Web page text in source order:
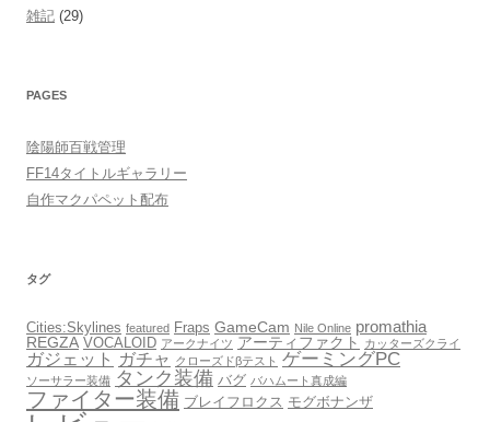
雑記 (29)
PAGES
陰陽師百戦管理
FF14タイトルギャラリー
自作マクパペット配布
タグ
Cities:Skylines featured Fraps GameCam Nile Online promathia
REGZA VOCALOID アークナイツ アーティファクト カッターズクライ
ガジェット ガチャ クローズドβテスト ゲーミングPC
ソーサラー装備 タンク装備 バグ バハムート真成編
ファイター装備 ブレイフロクス モグボナンザ